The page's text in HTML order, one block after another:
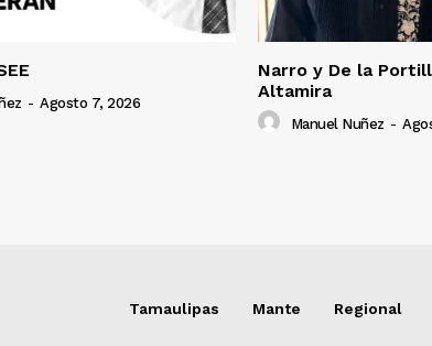
- Agosto 7, 2026
Narro y De la
Altamira
Manuel Nuñez -
Tamaulipas Mante Regional